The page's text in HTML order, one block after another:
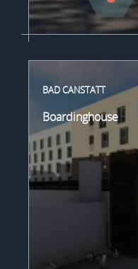
BAD CANSTATT
Boardinghouse